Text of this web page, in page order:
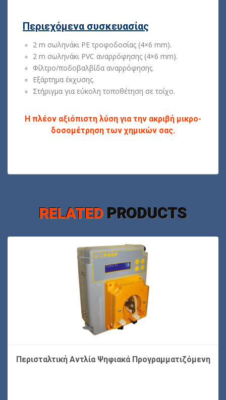
Περιεχόμενα συσκευασίας
2 m σωληνάκι PE τροφοδοσίας (4×6 mm).
2 m σωληνάκι PVC αναρρόφησης (4×6 mm).
Φίλτρο/ποδοβαλβίδα αναρρόφησης.
Εξάρτημα έκχυσης.
Στήριγμα για εύκολη τοποθέτηση σε τοίχο.
Η πλέον αξιόπιστη λύση για την ακριβή μικρο-
δοσομέτρηση των χημικών σας.
RELATED PRODUCTS
Περισταλτική Αντλία Ψηφιακά Προγραμματιζόμενη